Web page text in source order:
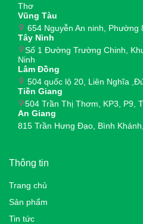
Thơ
Vũng Tàu
654 Nguyễn An ninh, Phường
Tây Ninh
Số 1 Đường Trường Chinh,
Ninh
Lâm Đồng
504 quốc lộ 20, Liên Nghĩa
Tiền Giang
504 Trần Thị Thơm, KP3, P9,
An Giang
815 Trần Hưng Đạo, Bình
Thông tin
Trang chủ
Sản phẩm
Tin tức